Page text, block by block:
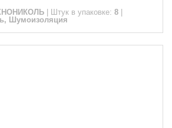
Штук в упаковке: 8
Шумоизоляция